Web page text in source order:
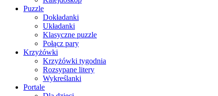
Puzzle
Dokładanki
Układanki
Klasyczne puzzle
Połącz pary
Krzyżówki
Krzyżówki tygodnia
Rozsypane litery
Wykreślanki
Portale